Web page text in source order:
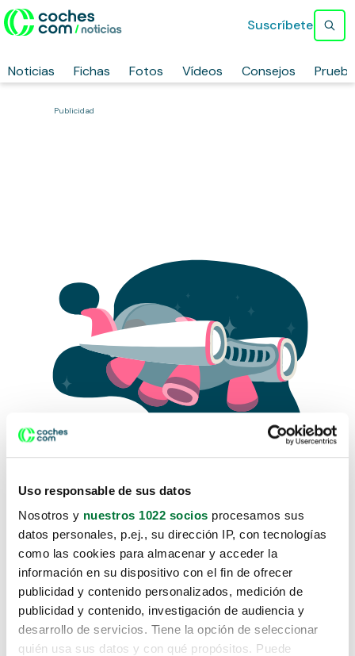
Uso responsable de sus datos
Nosotros y nuestros 1022 socios procesamos sus
datos personales, p.ej., su dirección IP, con tecnologías
como las cookies para almacenar y acceder la
información en su dispositivo con el fin de ofrecer
publicidad y contenido personalizados, medición de
publicidad y contenido, investigación de audiencia y
desarrollo de servicios. Tiene la opción de seleccionar
quién usa sus datos y con qué propósitos. Puede
Noticias Fichas Fotos Vídeos Consejos
Suscríbete
Publicidad
Lo sentimos, no sabemos como
te hemos traido hasta aquí.
Pero puedes encontrar el coche que estás